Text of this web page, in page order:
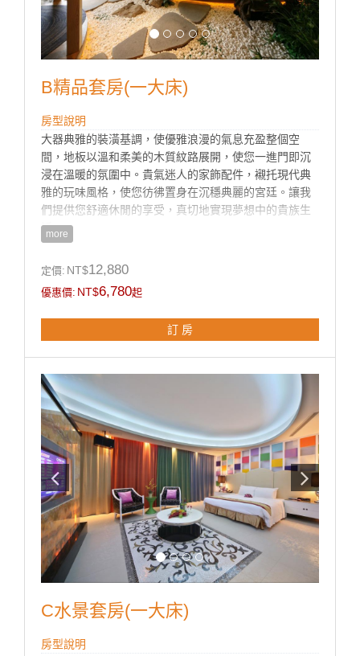
B精品套房(一大床)
房型說明
大器典雅的裝潢基調，使優雅浪漫的氣息充盈整個空
間，地板以溫和柔美的木質紋路展開，使您一進門即沉
浸在溫暖的氛圍中。貴氣迷人的家飾配件，襯托現代典
雅的玩味風格，使您彷彿置身在沉穩典麗的宮廷。讓我
們提供您舒適休閒的享受，真切地實現夢想中的貴族生
活。
♦超大室內泳池(212號房為叢林風格無泳池)
♦豪華大理石按摩浴缸、淋浴花灑.
♦mini吧檯(附餅乾點心、礦泉水、罐裝飲料、咖啡包、茶
包各兩份)
♦此房型附專屬一房一車庫+一泳池
♦所有房型免費反針孔偵測
more
定價: NT$12,880
優惠價: NT$6,780起
訂 房
C水景套房(一大床)
房型說明